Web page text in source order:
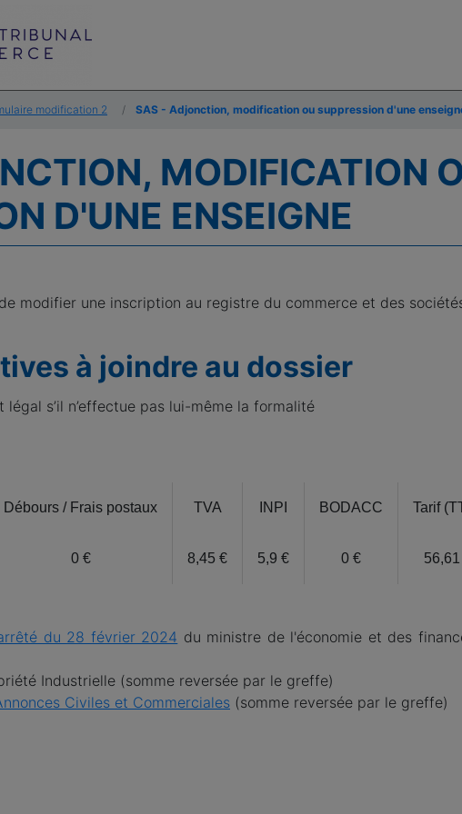
modification 2 SAS - Adjonction, modification ou suppression d'une
MODIFICATION
D'UNE ENSEIGNE
modifier une inscription au registre du commerce et des
à joindre au dossier
légal s’il n’effectue pas lui-même la formalité
Débours / Frais postaux TVA INPI BODACC Tarif
0 € 8,45 € 5,9 € 0 €
du 28 février 2024 du ministre de l'économie et des
Industrielle (somme reversée par le greffe)
Civiles et Commerciales (somme reversée par le greffe)